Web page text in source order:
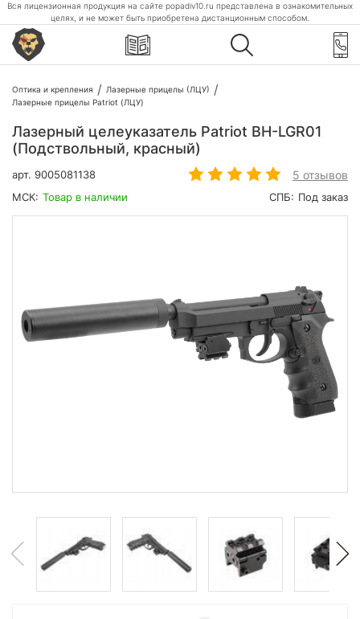
Вся лицензионная продукция на сайте popadiv10.ru представлена в ознакомительных
целях, и не может быть приобретена дистанционным способом.
Оптика и крепления
Лазерные прицелы (ЛЦУ)
Лазерные прицелы Patriot (ЛЦУ)
Лазерный целеуказатель Patriot BH-LGR01
(Подствольный, красный)
арт. 9005081138 5 отзывов
МСК: Товар в наличии СПБ: Под заказ